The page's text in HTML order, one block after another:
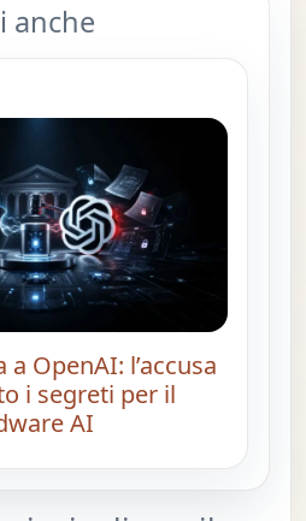
anche
OpenAI: l’accusa
i segreti per il
AI